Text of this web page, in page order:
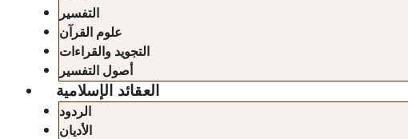
التفسير
علوم القرآن
التجويد والقراءات
أصول التفسير
العقائد الإسلامية
الردود
الأديان